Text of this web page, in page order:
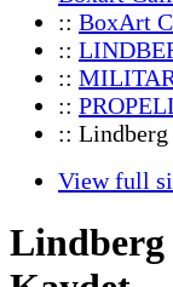
:: BoxArt
::
::
::
:: Lindberg
View full
Lindberg